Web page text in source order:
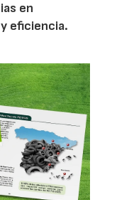
en
eficiencia.